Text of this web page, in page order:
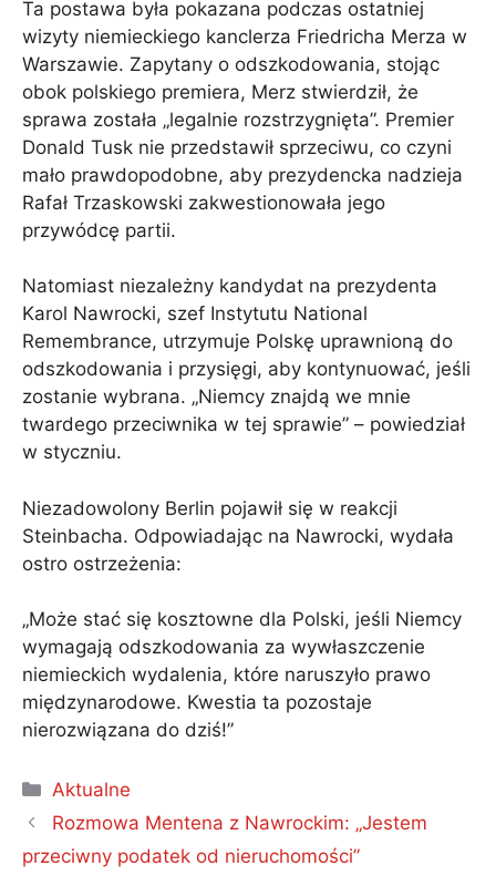
Ta postawa była pokazana podczas ostatniej
wizyty niemieckiego kanclerza Friedricha Merza w
Warszawie. Zapytany o odszkodowania, stojąc
obok polskiego premiera, Merz stwierdził, że
sprawa została „legalnie rozstrzygnięta”. Premier
Donald Tusk nie przedstawił sprzeciwu, co czyni
mało prawdopodobne, aby prezydencka nadzieja
Rafał Trzaskowski zakwestionowała jego
przywódcę partii.
Natomiast niezależny kandydat na prezydenta
Karol Nawrocki, szef Instytutu National
Remembrance, utrzymuje Polskę uprawnioną do
odszkodowania i przysięgi, aby kontynuować, jeśli
zostanie wybrana. „Niemcy znajdą we mnie
twardego przeciwnika w tej sprawie” – powiedział
w styczniu.
Niezadowolony Berlin pojawił się w reakcji
Steinbacha. Odpowiadając na Nawrocki, wydała
ostro ostrzeżenia:
„Może stać się kosztowne dla Polski, jeśli Niemcy
wymagają odszkodowania za wywłaszczenie
niemieckich wydalenia, które naruszyło prawo
międzynarodowe. Kwestia ta pozostaje
nierozwiązana do dziś!”
Kategorie
Aktualne
Rozmowa Mentena z Nawrockim: „Jestem
przeciwny podatek od nieruchomości”